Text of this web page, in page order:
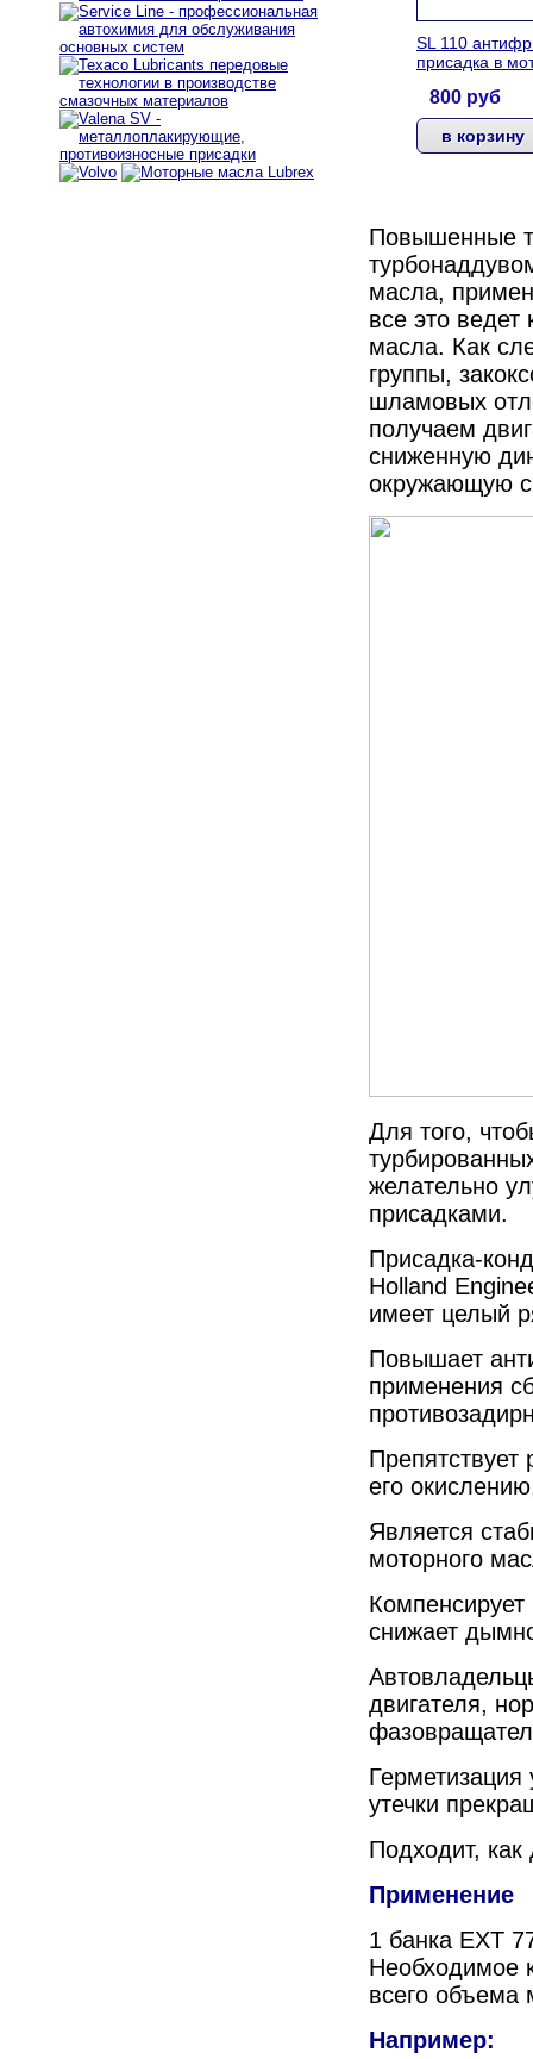
SL 110
присадка в
800 руб
Повышенные
масла,
все это ведет
масла. Как
группы,
шламовых
получаем
сниженную
окружающую
Для того,
желательно
присадками.
Присадка-
Holland
имеет целый
Повышает
применения
его
Является
моторного
снижает
двигателя,
утечки
Подходит,
Применение
1 банка EXT
Необходимое
всего объема
Например: